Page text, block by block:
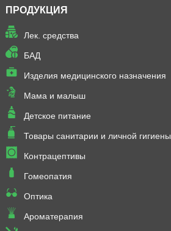
ПРОДУКЦИЯ
Лек. средства
БАД
Изделия медицинского назначения
Мама и малыш
Детское питание
Товары санитарии и личной гигиены
Контрацептивы
Гомеопатия
Оптика
Ароматерапия